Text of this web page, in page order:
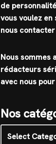
de
vous voulez en
nous
Nous sommes
rédacteurs
avec nous
Nos